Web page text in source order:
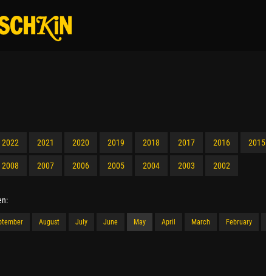
2022 2021 2020 2019 2018 2017 2016 2015
2008 2007 2006 2005 2004 2003 2002
August July June May April March February